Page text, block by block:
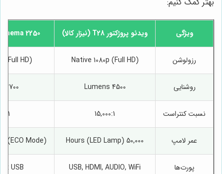
ویژگی ویدئو پروژکتور T28 ( نیزار کالا)
2250
رزولوشن Native 1080p (Full HD)
(Full HD)
روشنایی 4500 Lumens
2700 Lumens
نسبت کنتراست 15,000:1
عمر لامپ 50,000 Hours (LED Lamp)
(ECO Mode)
پورت‌ها USB, HDMI, AUDIO, WiFi
USB